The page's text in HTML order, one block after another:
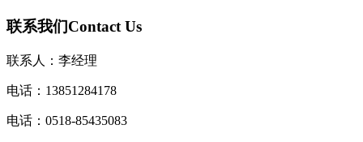
联系我们Contact Us
联系人：李经理
电话：13851284178
电话：0518-85435083